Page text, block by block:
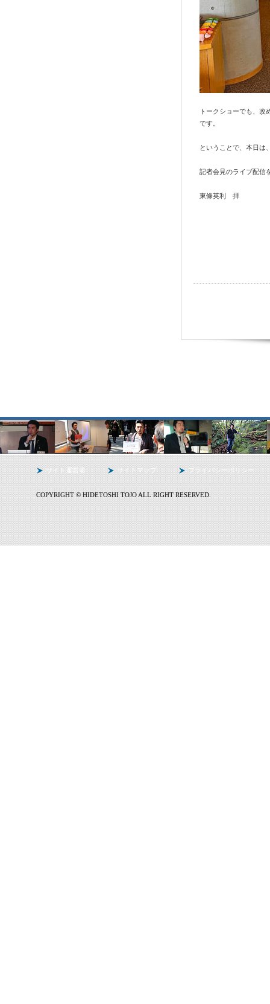
トークショーでも、
です。
ということで、本日は
記者会見のライブ配信
東條英利 拝
サイト運営者 サイトマップ プライバシーポリシー
COPYRIGHT © HIDETOSHI TOJO ALL RIGHT RESERVED.